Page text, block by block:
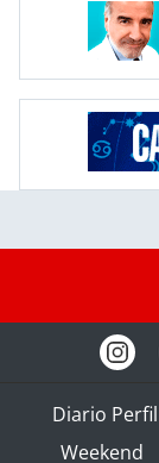
Diario Perfil
Weekend